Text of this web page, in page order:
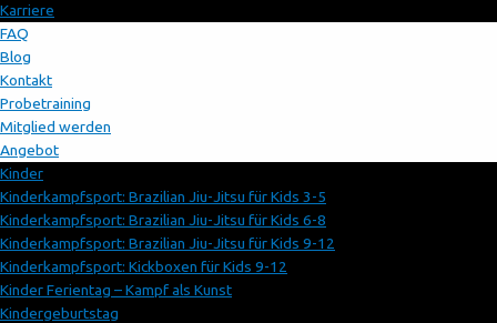
Karriere
FAQ
Blog
Kontakt
Probetraining
Mitglied werden
Angebot
Kinder
Kinderkampfsport: Brazilian Jiu-Jitsu für Kids 3-5
Kinderkampfsport: Brazilian Jiu-Jitsu für Kids 6-8
Kinderkampfsport: Brazilian Jiu-Jitsu für Kids 9-12
Kinderkampfsport: Kickboxen für Kids 9-12
Kinder Ferientag – Kampf als Kunst
Kindergeburtstag